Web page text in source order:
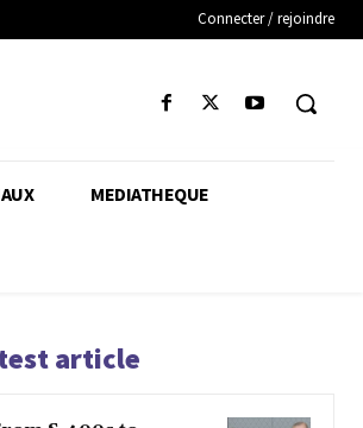
Connecter / rejoindre
MEDIATHEQUE
article